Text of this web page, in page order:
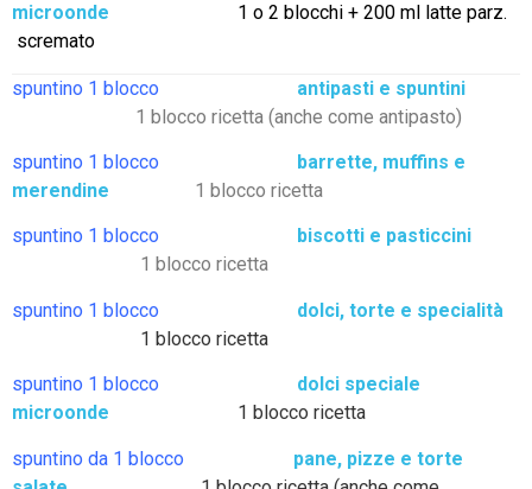
microonde
1 o 2 blocchi + 200 ml latte parz.
scremato
spuntino 1 blocco
antipasti e spuntini
1 blocco ricetta (anche come antipasto)
spuntino 1 blocco
barrette, muffins e
merendine
1 blocco ricetta
spuntino 1 blocco
biscotti e pasticcini
1 blocco ricetta
spuntino 1 blocco
dolci, torte e specialità
1 blocco ricetta
spuntino 1 blocco
dolci speciale
microonde
1 blocco ricetta
spuntino da 1 blocco
pane, pizze e torte